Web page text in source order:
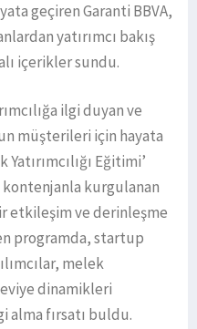
geçiren Garanti BBVA,
yatırımcı bakış
içerikler sundu.
ilgi duyan ve
müşterileri için hayata
Eğitimi’
kontenjanla kurgulanan
etkileşim ve derinleşme
programda, startup
melek
dinamikleri
alma fırsatı buldu.